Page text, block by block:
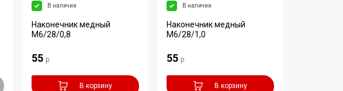
В наличии
Наконечник медный
M6/28/0,8
55 р.
В корзину
В наличии
Наконечник медный
M6/28/1,0
55 р.
В корзину